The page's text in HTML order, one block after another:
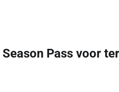
Pass voor